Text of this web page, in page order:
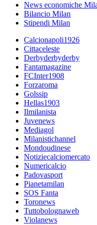
News economiche
Bilancio Milan
Stipendi Milan
Calcionapoli1926
Cittaceleste
Derbyderbyderby
Fantamagazine
FCInter1908
Forzaroma
Golssip
Hellas1903
Ilmilanista
Juvenews
Mediagol
Milanistichannel
Mondoudinese
Notiziecalciomercato
Numericalcio
Padovasport
Pianetamilan
SOS Fanta
Toronews
Tuttobolognaweb
Violanews